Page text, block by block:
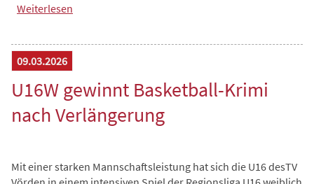
Weiterlesen
09.03.2026
U16W gewinnt Basketball-Krimi
nach Verlängerung
Mit einer starken Mannschaftsleistung hat sich die U16 desTV